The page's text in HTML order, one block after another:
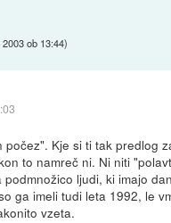
ob 13:44)
počez". Kje si ti tak predlog
to namreč ni. Ni niti
ljudi, ki imajo
ga imeli tudi leta 1992, le
vzeta.